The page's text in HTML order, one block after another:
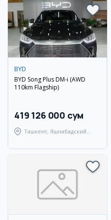
BYD
BYD Song Plus DM-i (AWD
110km Flagship)
419 126 000 сум
Ташкент, Яшнабадский